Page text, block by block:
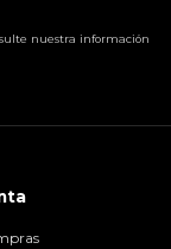
nuestra información